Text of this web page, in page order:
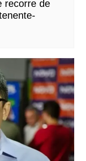
recorre de